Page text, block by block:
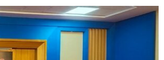
SPECIAL NEWS